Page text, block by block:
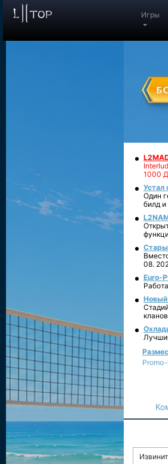
Игры
1000
Устал
Один
билд
08.
Euro-
Новый